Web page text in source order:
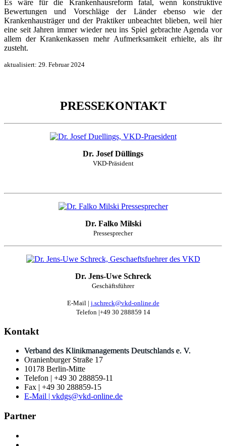
Es wäre für die Krankenhausreform fatal, wenn konstruktive
Bewertungen und Vorschläge der Länder ebenso wie der
Krankenhausträger und der Praktiker unbeachtet blieben, weil hier
eine seit Jahren immer wieder neu ins Spiel gebrachte Agenda vor
allem der Krankenkassen mehr Aufmerksamkeit erhielte, als ihr
zusteht.
aktualisiert: 29. Februar 2024
PRESSEKONTAKT
Dr. Josef Düllings
VKD-Präsident
Dr. Falko Milski
Pressesprecher
Dr. Jens-Uwe Schreck
Geschäftsführer
E-Mail | j.schreck@vkd-online.de
Telefon |+49 30 288859 14
Kontakt
Verband des Klinikmanagements Deutschlands e. V.
Oranienburger Straße 17
10178 Berlin-Mitte
Telefon | +49 30 288859-11
Fax | +49 30 288859-15
E-Mail | vkdgs@vkd-online.de
Partner